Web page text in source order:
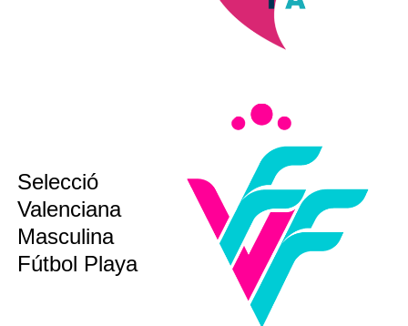
Selecció
Valenciana
Masculina
Fútbol Playa